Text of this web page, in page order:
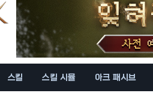
스킬 스킬 시뮬 아크 패시브